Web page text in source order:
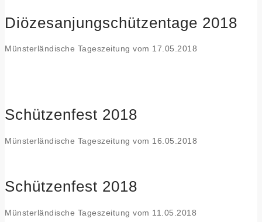
Diözesanjungschützentage 2018
Münsterländische Tageszeitung vom 17.05.2018
Schützenfest 2018
Münsterländische Tageszeitung vom 16.05.2018
Schützenfest 2018
Münsterländische Tageszeitung vom 11.05.2018